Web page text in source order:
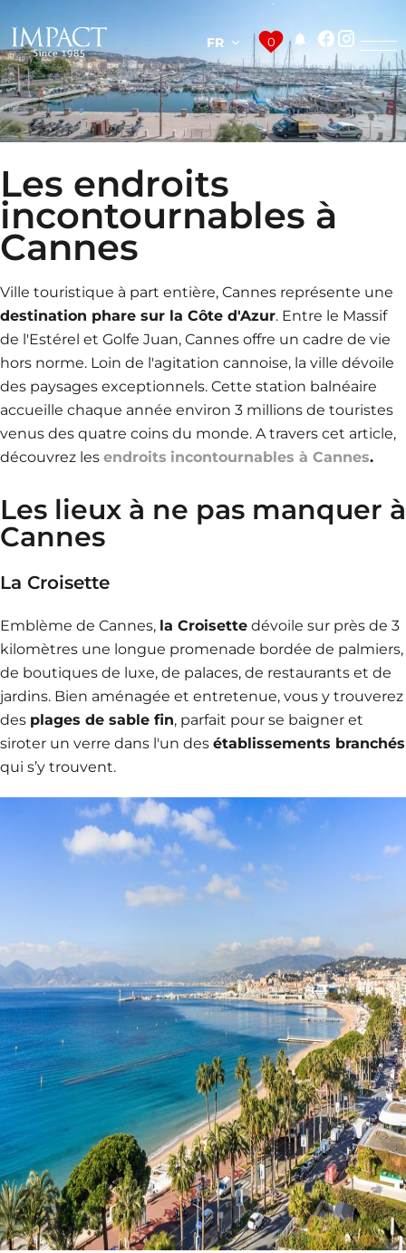
FR 0
Les endroits
incontournables à
Cannes
Ville touristique à part entière, Cannes représente une
destination phare sur la Côte d'Azur. Entre le Massif
de l'Estérel et Golfe Juan, Cannes offre un cadre de vie
hors norme. Loin de l'agitation cannoise, la ville dévoile
des paysages exceptionnels. Cette station balnéaire
accueille chaque année environ 3 millions de touristes
venus des quatre coins du monde. A travers cet article,
découvrez les endroits incontournables à Cannes.
Les lieux à ne pas manquer à
Cannes
La Croisette
Emblème de Cannes, la Croisette dévoile sur près de 3
kilomètres une longue promenade bordée de palmiers,
de boutiques de luxe, de palaces, de restaurants et de
jardins. Bien aménagée et entretenue, vous y trouverez
des plages de sable fin, parfait pour se baigner et
siroter un verre dans l'un des établissements branchés
qui s’y trouvent.